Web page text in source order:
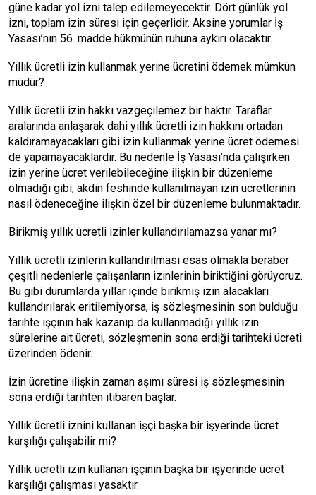
güne kadar yol izni talep edilemeyecektir. Dört günlük yol
izni, toplam izin süresi için geçerlidir. Aksine yorumlar İş
Yasası’nın 56. madde hükmünün ruhuna aykırı olacaktır.
Yıllık ücretli izin kullanmak yerine ücretini ödemek mümkün
müdür?
Yıllık ücretli izin hakkı vazgeçilemez bir haktır. Taraflar
aralarında anlaşarak dahi yıllık ücretli izin hakkını ortadan
kaldıramayacakları gibi izin kullanmak yerine ücret ödemesi
de yapamayacaklardır. Bu nedenle İş Yasası’nda çalışırken
izin yerine ücret verilebileceğine ilişkin bir düzenleme
olmadığı gibi, akdin feshinde kullanılmayan izin ücretlerinin
nasıl ödeneceğine ilişkin özel bir düzenleme bulunmaktadır.
Birikmiş yıllık ücretli izinler kullandırılamazsa yanar mı?
Yıllık ücretli izinlerin kullandırılması esas olmakla beraber
çeşitli nedenlerle çalışanların izinlerinin biriktiğini görüyoruz.
Bu gibi durumlarda yıllar içinde birikmiş izin alacakları
kullandırılarak eritilemiyorsa, iş sözleşmesinin son bulduğu
tarihte işçinin hak kazanıp da kullanmadığı yıllık izin
sürelerine ait ücreti, sözleşmenin sona erdiği tarihteki ücreti
üzerinden ödenir.
İzin ücretine ilişkin zaman aşımı süresi iş sözleşmesinin
sona erdiği tarihten itibaren başlar.
Yıllık ücretli iznini kullanan işçi başka bir işyerinde ücret
karşılığı çalışabilir mi?
Yıllık ücretli izin kullanan işçinin başka bir işyerinde ücret
karşılığı çalışması yasaktır.